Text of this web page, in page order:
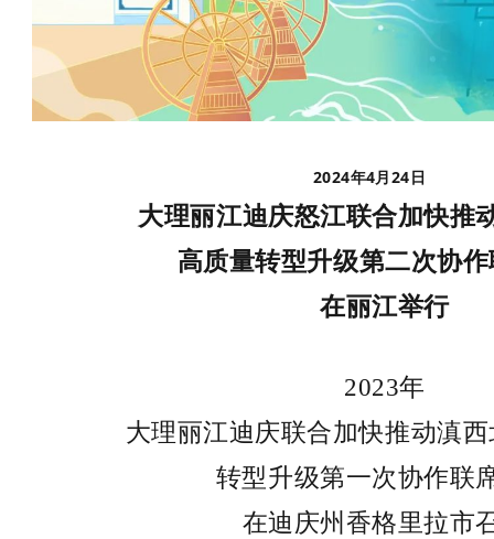
2024年4月24日
大理丽江迪庆怒江联合加快推
高质量转型升级第二次协
在丽江举行
2023年
大理丽江迪庆联合加快推动滇
转型升级第一次协作联
在迪庆州香格里拉市